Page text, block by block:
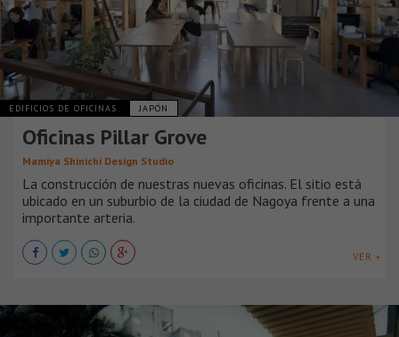
EDIFICIOS DE OFICINAS JAPÓN
Oficinas Pillar Grove
Mamiya Shinichi Design Studio
La construcción de nuestras nuevas oficinas. El sitio está
ubicado en un suburbio de la ciudad de Nagoya frente a una
importante arteria.
VER +